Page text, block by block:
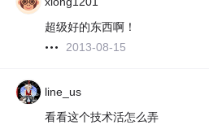
超级好的东西啊！
2013-08-15
line_us
看看这个技术活怎么弄